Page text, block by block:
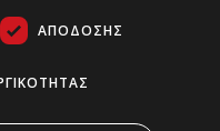
Ασφάλεια Συναλλαγών
Παράδοσης Προϊόντων
ΑΠΌΔΟΣΗΣ